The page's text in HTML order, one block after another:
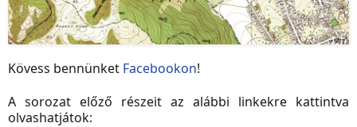
Kövess bennünket Facebookon!
A sorozat előző részeit az alábbi linkekre kattintva
olvashatjátok: